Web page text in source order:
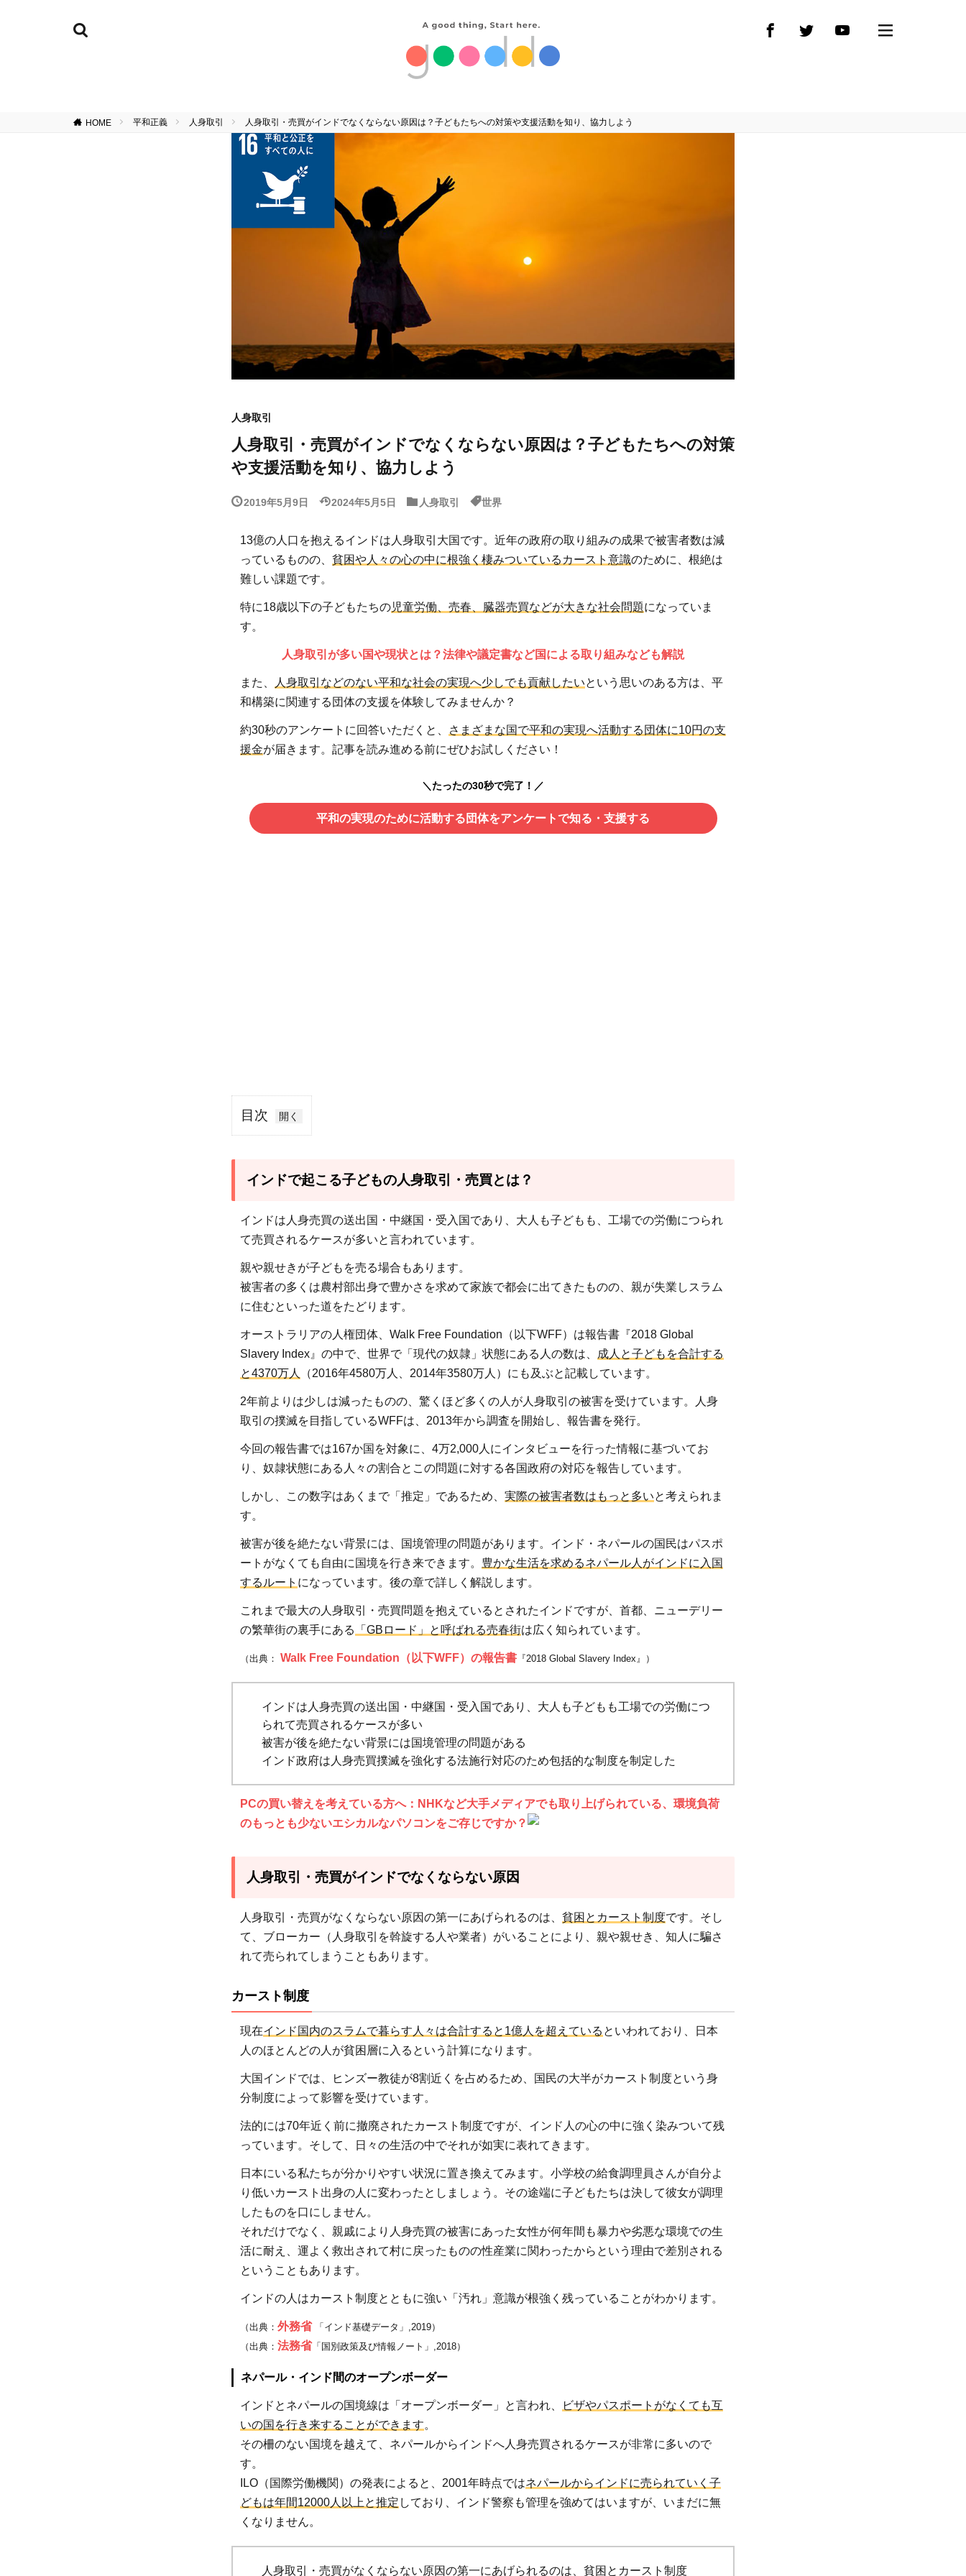
HOME 平和正義 人身取引 人身取引・売買がインドでなくならない原因は？子どもたちへの対策や支援活動を知り、協力しよう
人身取引
人身取引・売買がインドでなくならない原因は？子どもたちへの対策
や支援活動を知り、協力しよう
2019年5月9日 2024年5月5日 人身取引 世界
13億の人口を抱えるインドは人身取引大国です。近年の政府の取り組みの成果で被害者数は減
っているものの、 貧困や人々の心の中に根強く棲みついているカースト意識のために、根絶は
難しい課題です。
特に18歳以下の子どもたちの児童労働、売春、臓器売買などが大きな社会問題になっていま
す。
人身取引が多い国や現状とは？法律や議定書など国による取り組みなども解説
また、 人身取引などのない平和な社会の実現へ少しでも貢献したいという思いのある方は、平
和構築に関連する団体の支援を体験してみませんか？
約30秒のアンケートに回答いただくと、
さまざまな国で平和の実現へ活動する団体に10円の支
援金が届きます。記事を読み進める前にぜひお試しください！
＼たったの30秒で完了！／
平和の実現のために活動する団体をアンケートで知る・支援する
目次
1
ドで
る子
ども
身取
引・
売買
2
取
引・
売買
がイ
でな
くな
らな
い原
2.1
カー
制度
ネパー
ル・イ
ンド間
のオー
プンボ
ーダー
3
ネパ
の子
ども
を人
引・
売買
から
守る
ため
にで
きる
こと
4
人身
取
引・
売買
の被
害を
受け
る子
人で
も減
ため
に
インドで起こる子どもの人身取引・売買とは？
インドは人身売買の送出国・中継国・受入国であり、大人も子どもも、工場での労働につられ
て売買されるケースが多いと言われています。
親や親せきが子どもを売る場合もあります。
被害者の多くは農村部出身で豊かさを求めて家族で都会に出てきたものの、親が失業しスラム
に住むといった道をたどります。
オーストラリアの人権団体、Walk Free Foundation（以下WFF）は報告書『2018 Global
Slavery Index』の中で、世界で「現代の奴隷」状態にある人の数は、
成人と子どもを合計する
と4370万人
（2016年4580万人、2014年3580万人）にも及ぶと記載しています。
2年前よりは少しは減ったものの、驚くほど多くの人が人身取引の被害を受けています。人身
取引の撲滅を目指しているWFFは、2013年から調査を開始し、報告書を発行。
今回の報告書では167か国を対象に、4万2,000人にインタビューを行った情報に基づいてお
り、奴隷状態にある人々の割合とこの問題に対する各国政府の対応を報告しています。
しかし、この数字はあくまで「推定」であるため、 実際の被害者数はもっと多いと考えられま
す。
被害が後を絶たない背景には、国境管理の問題があります。インド・ネパールの国民はパスポ
ートがなくても自由に国境を行き来できます。 豊かな生活を求めるネパール人がインドに入国
するルート になっています。後の章で詳しく解説します。
これまで最大の人身取引・売買問題を抱えているとされたインドですが、首都、ニューデリー
の繁華街の裏手にある
「GBロード」と呼ばれる売春街は広く知られています。
（出典： Walk Free Foundation（以下WFF）の報告書 『2018 Global Slavery Index』）
インドは人身売買の送出国・中継国・受入国であり、大人も子どもも工場での労働につ
られて売買されるケースが多い
被害が後を絶たない背景には国境管理の問題がある
インド政府は人身売買撲滅を強化する法施行対応のため包括的な制度を制定した
PCの買い替えを考えている方へ：NHKなど大手メディアでも取り上げられている、環境負荷
のもっとも少ないエシカルなパソコンをご存じですか？
人身取引・売買がインドでなくならない原因
人身取引・売買がなくならない原因の第一にあげられるのは、 貧困とカースト制度です。そし
て、ブローカー（人身取引を斡旋する人や業者）がいることにより、親や親せき、知人に騙さ
れて売られてしまうこともあります。
カースト制度
現在インド国内のスラムで暮らす人々は合計すると1億人を超えている といわれており、日本
人のほとんどの人が貧困層に入るという計算になります。
大国インドでは、ヒンズー教徒が8割近くを占めるため、国民の大半がカースト制度という身
分制度によって影響を受けています。
法的には70年近く前に撤廃されたカースト制度ですが、インド人の心の中に強く染みついて残
っています。そして、日々の生活の中でそれが如実に表れてきます。
日本にいる私たちが分かりやすい状況に置き換えてみます。小学校の給食調理員さんが自分よ
り低いカースト出身の人に変わったとしましょう。その途端に子どもたちは決して彼女が調理
したものを口にしません。
それだけでなく、親戚により人身売買の被害にあった女性が何年間も暴力や劣悪な環境での生
活に耐え、運よく救出されて村に戻ったものの性産業に関わったからという理由で差別される
ということもあります。
インドの人はカースト制度とともに強い「汚れ」意識が根強く残っていることがわかります。
（出典： 外務省「インド基礎データ」,2019）
（出典： 法務省「国別政策及び情報ノート」,2018）
ネパール・インド間のオープンボーダー
インドとネパールの国境線は「オープンボーダー」と言われ、
ビザやパスポートがなくても互
いの国を行き来することができます。
その柵のない国境を越えて、ネパールからインドへ人身売買されるケースが非常に多いので
す。
ILO（国際労働機関）の発表によると、2001年時点ではネパールからインドに売られていく子
どもは年間12000人以上と推定 しており、インド警察も管理を強めてはいますが、いまだに無
くなりません。
人身取引・売買がなくならない原因の第一にあげられるのは、貧困とカースト制度